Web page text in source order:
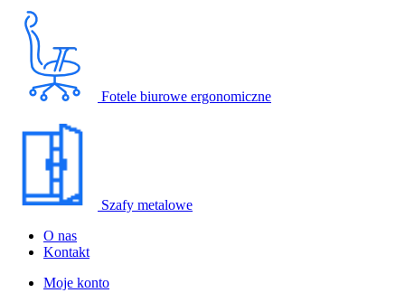
Fotele biurowe ergonomiczne
Szafy metalowe
O nas
Kontakt
Moje konto